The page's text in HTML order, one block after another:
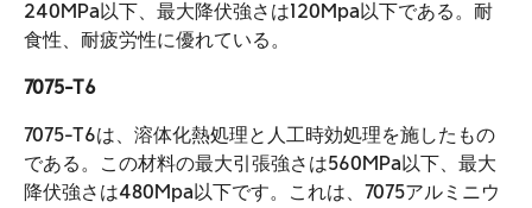
240MPa以下、最大降伏強さは120Mpa以下である。耐
食性、耐疲労性に優れている。
7075-T6
7075-T6は、溶体化熱処理と人工時効処理を施したもの
である。この材料の最大引張強さは560MPa以下、最大
降伏強さは480Mpa以下です。これは、7075アルミニウ